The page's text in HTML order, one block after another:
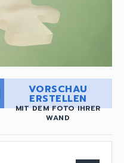
VORSCHAU
ERSTELLEN
MIT DEM FOTO IHRER
WAND